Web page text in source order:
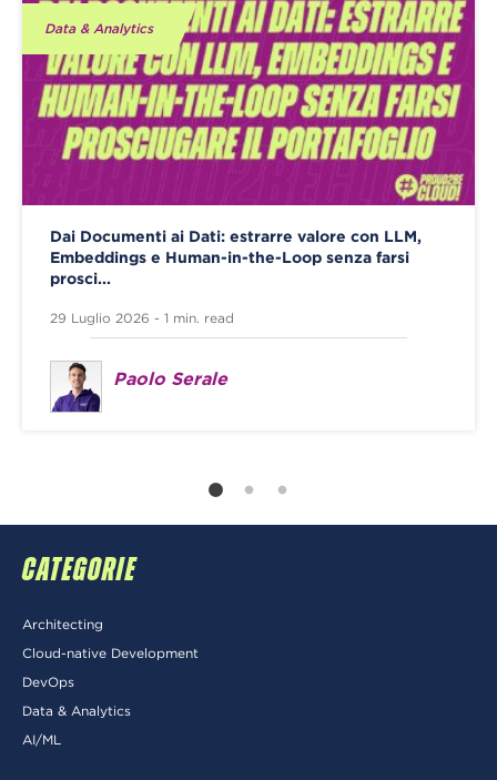
Data & Analytics
Dai Documenti ai Dati: estrarre valore con LLM,
Embeddings e Human-in-the-Loop senza farsi
prosci...
29 Luglio 2026 - 1 min. read
Paolo Serale
CATEGORIE
Architecting
Cloud-native Development
DevOps
Data & Analytics
AI/ML